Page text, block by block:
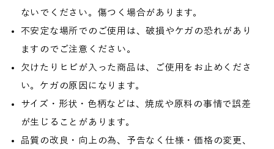
ないでください。傷つく場合があります。
不安定な場所でのご使用は、破損やケガの恐れがあり
ますのでご注意ください。
欠けたりヒビが入った商品は、ご使用をお止めくださ
い。ケガの原因になります。
サイズ・形状・色柄などは、焼成や原料の事情で誤差
が生じることがあります。
品質の改良・向上の為、予告なく仕様・価格の変更、